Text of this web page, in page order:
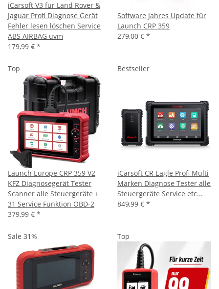
iCarsoft V3 für Land Rover &
Jaguar Profi Diagnose Gerät
Fehler lesen löschen Service
ABS AIRBAG uvm
179,99 € *
Software Jahres Update für
Launch CRP 359
279,00 € *
Top
Launch Europe CRP 359 V2
KFZ Diagnosegerät Tester
Scanner alle Steuergeräte +
31 Service Funktion OBD-2
379,99 € *
Bestseller
iCarsoft CR Eagle Profi Multi
Marken Diagnose Tester alle
Steuergeräte Service etc...
849,99 € *
Sale 31% Top